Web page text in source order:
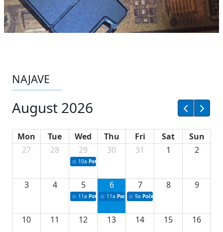
NAJAVE
August 2026
Mon Tue Wed Thu Fri Sat
Sun
27
28 29
10a Potpisivanje ugovora sa neprofitnim
30 31 1 2
3 4 5
11a Potpisivanje ugovora o stipendijama za
6
11a Podrška razvoju vodne infrastrukture u
7
9a Početak izgradnje nove
8 9
10 11 12 13 14 15 16